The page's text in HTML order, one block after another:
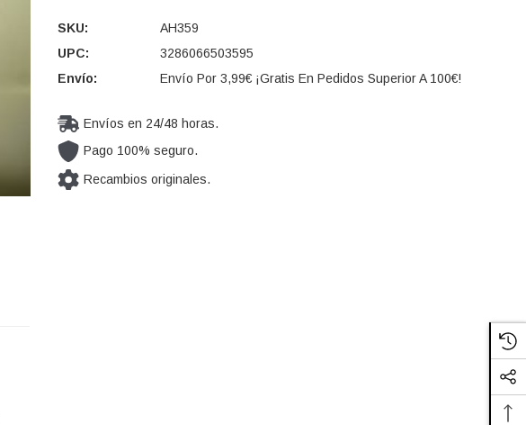
SKU:
AH359
UPC:
3286066503595
Envío:
Envío Por 3,99€ ¡Gratis En Pedidos Superior A 100€!
Envíos en 24/48 horas.
Pago 100% seguro.
Recambios originales.